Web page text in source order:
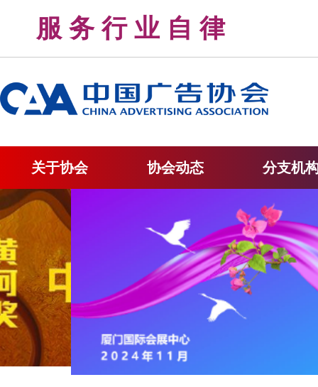
服 务 行 业 自 律
关于协会 协会动态 分支机